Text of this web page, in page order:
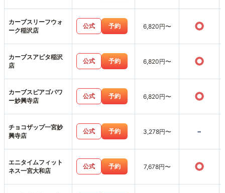
カーブスリーフウォ
ーク稲沢店
公式 予約 6,820円〜 ○
カーブスアピタ稲沢
店
公式 予約 6,820円〜 ○
カーブスピアゴパワ
ー妙興寺店
公式 予約 6,820円〜 ○
チョコザップ一宮妙
興寺店
公式 予約 3,278円〜 -
エニタイムフィット
ネス一宮大和店
公式 予約 7,678円〜 ○